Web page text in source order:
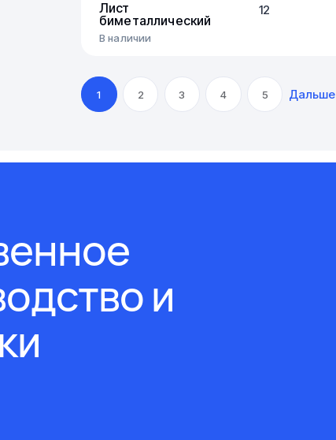
Лист
биметаллический
В наличии
12
1 2 3 4 5 Дальше
и